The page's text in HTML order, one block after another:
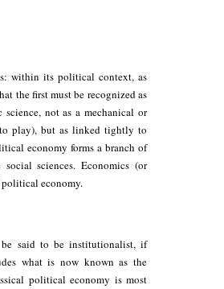
within its political context, as
the first must be recognized as
not as a mechanical or
play), but as linked tightly to
economy forms a branch of
sciences. Economics (or
economy.
said to be institutionalist, if
what is now known as the
political economy is most